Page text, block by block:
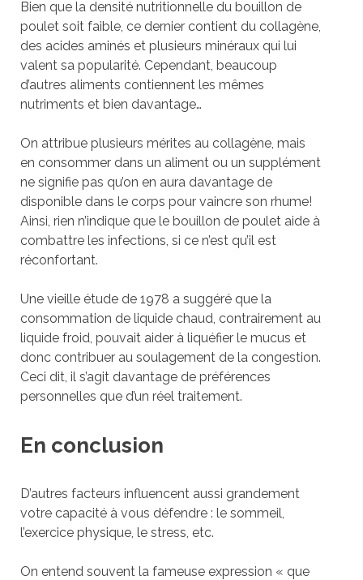
Bien que la densité nutritionnelle du bouillon de
poulet soit faible, ce dernier contient du collagène,
des acides aminés et plusieurs minéraux qui lui
valent sa popularité. Cependant, beaucoup
d’autres aliments contiennent les mêmes
nutriments et bien davantage…
On attribue plusieurs mérites au collagène, mais
en consommer dans un aliment ou un supplément
ne signifie pas qu’on en aura davantage de
disponible dans le corps pour vaincre son rhume!
Ainsi, rien n’indique que le bouillon de poulet aide à
combattre les infections, si ce n’est qu’il est
réconfortant.
Une vieille étude de 1978 a suggéré que la
consommation de liquide chaud, contrairement au
liquide froid, pouvait aider à liquéfier le mucus et
donc contribuer au soulagement de la congestion.
Ceci dit, il s’agit davantage de préférences
personnelles que d’un réel traitement.
En conclusion
D’autres facteurs influencent aussi grandement
votre capacité à vous défendre : le sommeil,
l’exercice physique, le stress, etc.
On entend souvent la fameuse expression « que